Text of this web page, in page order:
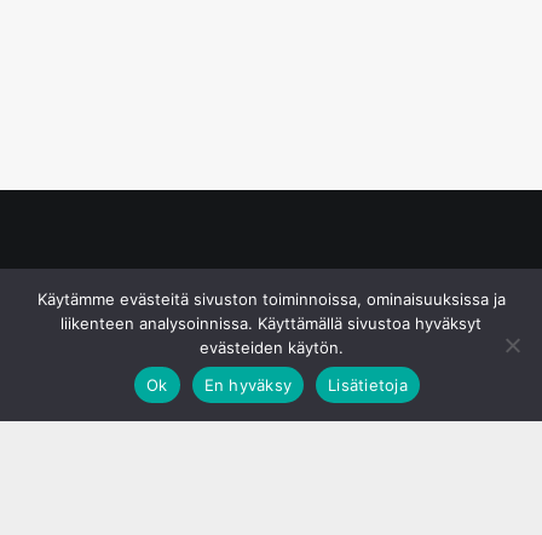
Käytämme evästeitä sivuston toiminnoissa, ominaisuuksissa ja
liikenteen analysoinnissa. Käyttämällä sivustoa hyväksyt
evästeiden käytön.
Ok
En hyväksy Lisätietoja